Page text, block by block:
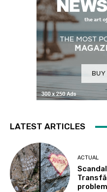
LATEST ARTICLES
ACTUAL